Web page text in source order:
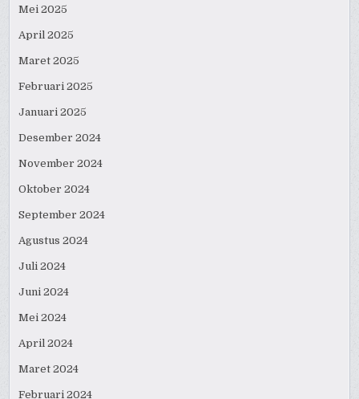
Mei 2025
April 2025
Maret 2025
Februari 2025
Januari 2025
Desember 2024
November 2024
Oktober 2024
September 2024
Agustus 2024
Juli 2024
Juni 2024
Mei 2024
April 2024
Maret 2024
Februari 2024